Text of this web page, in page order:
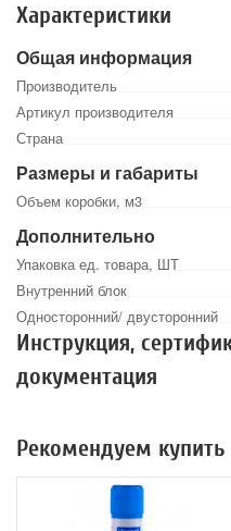
Характеристики
Общая информация
Производитель
Артикул производителя
Страна
Размеры и габариты
Объем коробки, м3
Дополнительно
Упаковка ед. товара, ШТ
Внутренний блок
Односторонний/ двусторонний
Инструкция,
документация
Рекомендуем купить